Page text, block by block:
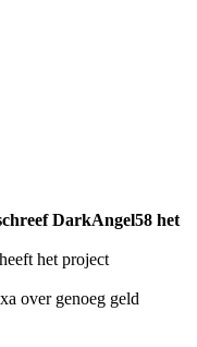
DarkAngel58 het
het project
over genoeg geld